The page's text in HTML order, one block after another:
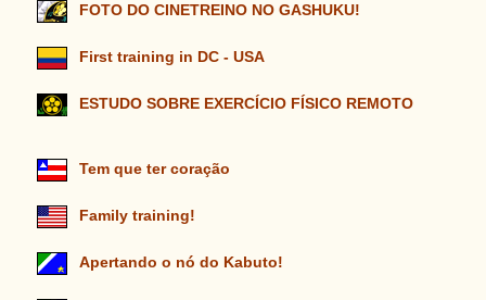
FOTO DO CINETREINO NO GASHUKU!
First training in DC - USA
ESTUDO SOBRE EXERCÍCIO FÍSICO REMOTO
Tem que ter coração
Family training!
Apertando o nó do Kabuto!